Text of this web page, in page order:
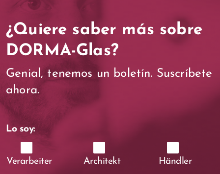
¿Quiere saber más sobre
DORMA-Glas?
Genial, tenemos un boletín. Suscríbete
ahora.
Lo soy:
Verarbeiter Architekt Händler